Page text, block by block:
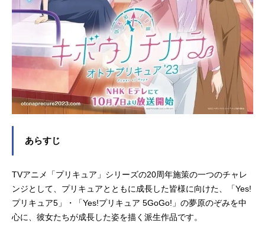
あらすじ
TVアニメ「プリキュア」シリーズの20周年施策の一つのチャレ
ンジとして、プリキュアとともに成長した皆様に向けた、「Yes!
プリキュア5」・「Yes!プリキュア 5GoGo!」の夢原のぞみを中
心に、彼女たちが成長した姿を描く派生作品です。